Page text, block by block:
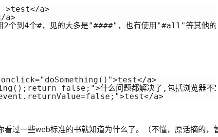
>test</a>
a>
4个#，见的大多是"####"，也有使用"#all"等其他
a>
false;">什么问题都解决了,包括浏览器不
a>
过一些web标准的书就知道为什么了。（不懂，原话摘的，